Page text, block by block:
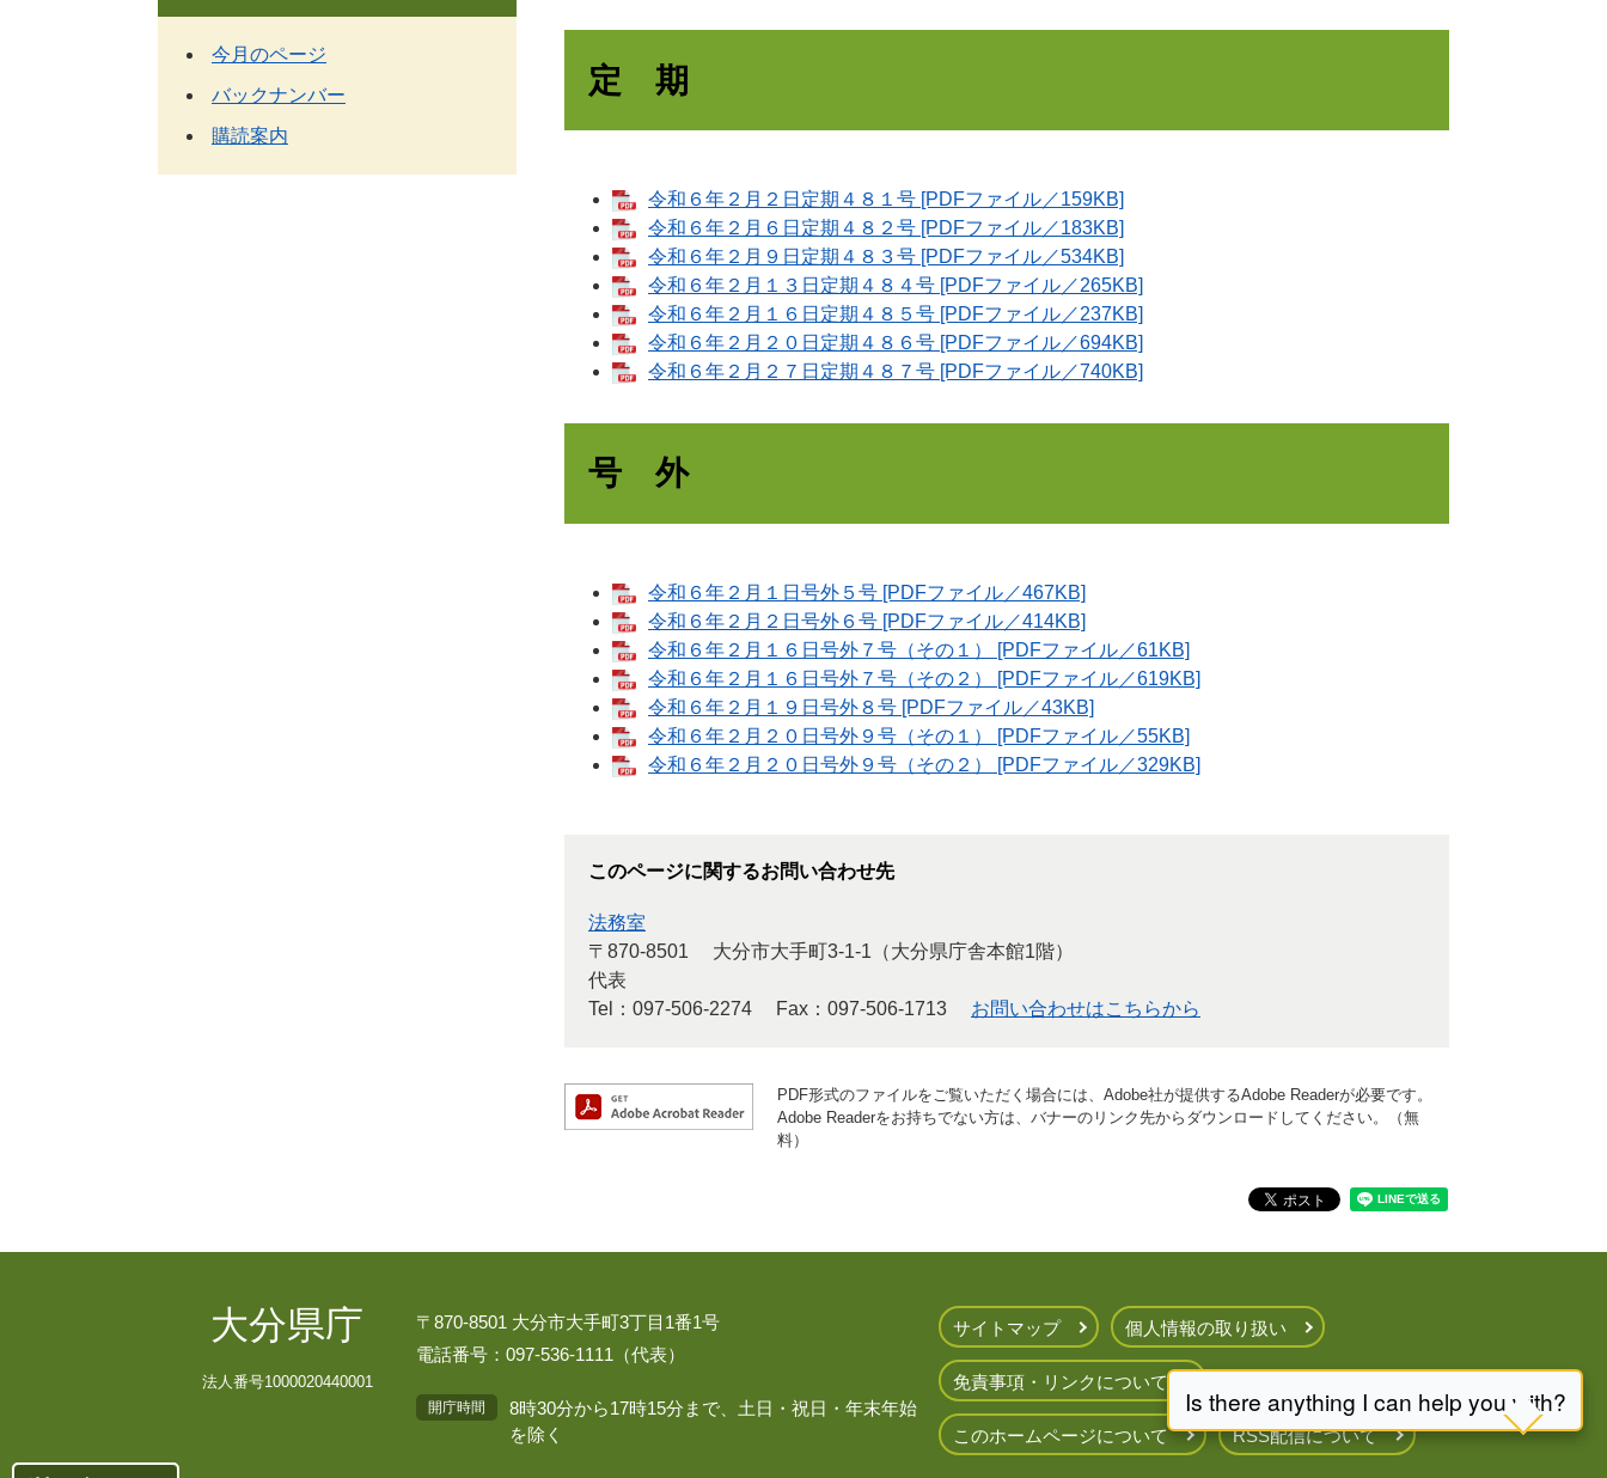
定 期
令和６年２月２日定期４８１号 [PDFファイル／159KB]
令和６年２月６日定期４８２号 [PDFファイル／183KB]
令和６年２月９日定期４８３号 [PDFファイル／534KB]
令和６年２月１３日定期４８４号 [PDFファイル／265KB]
令和６年２月１６日定期４８５号 [PDFファイル／237KB]
令和６年２月２０日定期４８６号 [PDFファイル／694KB]
令和６年２月２７日定期４８７号 [PDFファイル／740KB]
号 外
令和６年２月１日号外５号 [PDFファイル／467KB]
令和６年２月２日号外６号 [PDFファイル／414KB]
令和６年２月１６日号外７号（その１） [PDFファイル／61KB]
令和６年２月１６日号外７号（その２） [PDFファイル／619KB]
令和６年２月１９日号外８号 [PDFファイル／43KB]
令和６年２月２０日号外９号（その１） [PDFファイル／55KB]
令和６年２月２０日号外９号（その２） [PDFファイル／329KB]
このページに関するお問い合わせ先
法務室
〒870-8501
大分市大手町3-1-1（大分県庁舎本館1階）
代表
Tel：097-506-2274
Fax：097-506-1713 お問い合わせはこちらから
PDF形式のファイルをご覧いただく場合には、Adobe社が提供するAdobe Readerが必要です。
Adobe Readerをお持ちでない方は、バナーのリンク先からダウンロードしてください。（無
料）
今月のページ
バックナンバー
購読案内
大分県庁
法人番号1000020440001
〒870-8501 大分市大手町3丁目1番1号
電話番号：097-536-1111（代表）
開庁時間
8時30分から17時15分まで、土日・祝日・年末年始
を除く
サイトマップ 個人情報の取り扱い
免責事項・リンクについて
このホームページについて RSS配信について